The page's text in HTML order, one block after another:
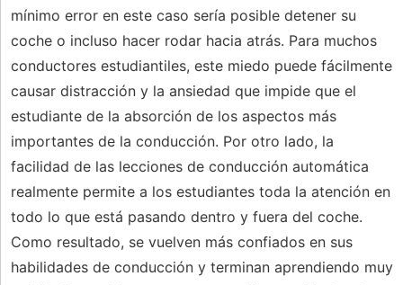
mínimo error en este caso sería posible detener su
coche o incluso hacer rodar hacia atrás. Para muchos
conductores estudiantiles, este miedo puede fácilmente
causar distracción y la ansiedad que impide que el
estudiante de la absorción de los aspectos más
importantes de la conducción. Por otro lado, la
facilidad de las lecciones de conducción automática
realmente permite a los estudiantes toda la atención en
todo lo que está pasando dentro y fuera del coche.
Como resultado, se vuelven más confiados en sus
habilidades de conducción y terminan aprendiendo muy